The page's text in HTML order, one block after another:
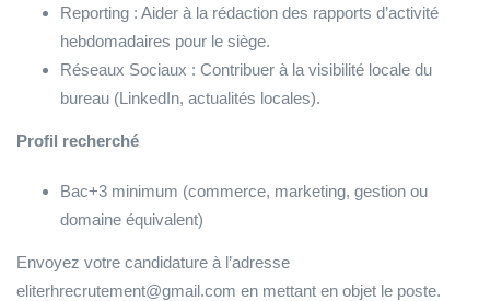
​Reporting : Aider à la rédaction des rapports d’activité
hebdomadaires pour le siège.
​Réseaux Sociaux : Contribuer à la visibilité locale du
bureau (LinkedIn, actualités locales).
Profil recherché
Bac+3 minimum (commerce, marketing, gestion ou
domaine équivalent)
Envoyez votre candidature à l’adresse
eliterhrecrutement@gmail.com en mettant en objet le poste.